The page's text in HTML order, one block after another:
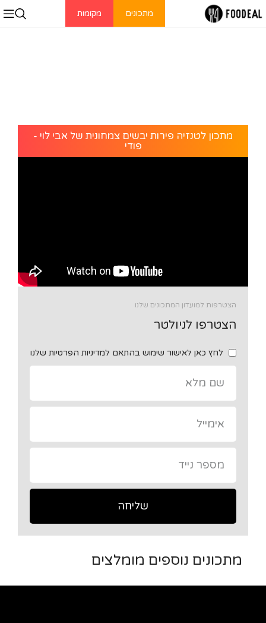
מתכונים מקומות
מתכון לטנזיה פירות יבשים צמחונית של אבי לוי -
פודי
הצטרפות למועדון המתכונים שלנו
הצטרפו לניולטר
לחץ כאן לאישור שימוש בהתאם למדיניות הפרטיות שלנו
שליחה
מתכונים נוספים מומלצים